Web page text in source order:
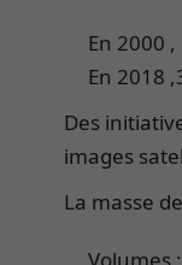
En 2000
En 2018
Des
images
La masse